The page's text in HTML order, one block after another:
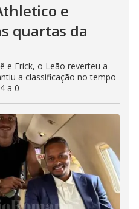
e
quartas da
e Erick, o Leão reverteu a
a classificação no tempo
a 0